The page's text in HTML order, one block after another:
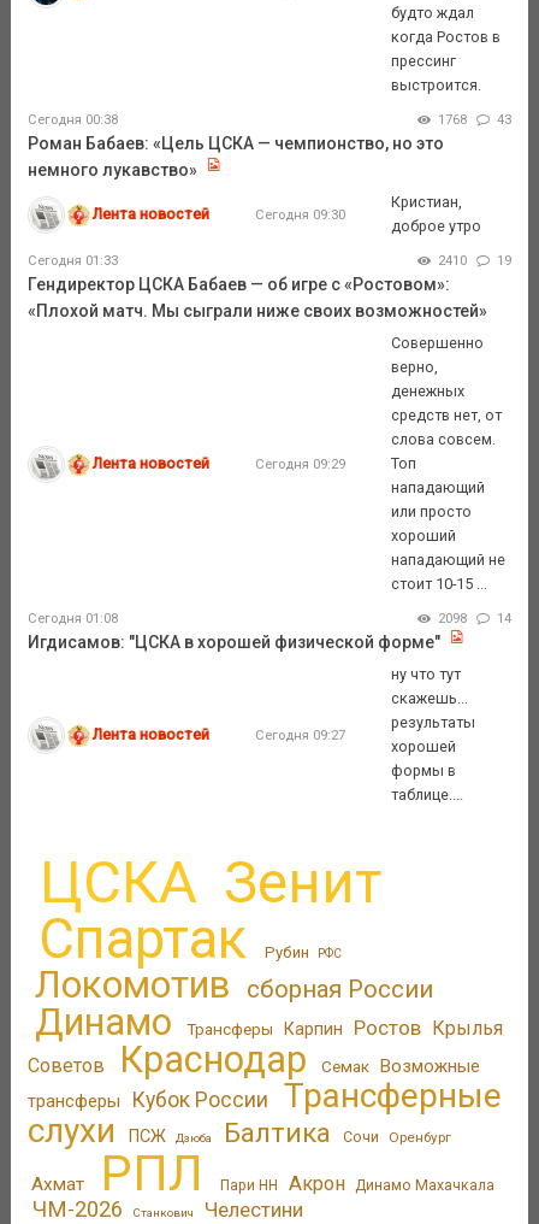
будто ждал
когда Ростов в
прессинг
выстроится.
Сегодня 00:38 1768 43
Роман Бабаев: «Цель ЦСКА — чемпионство, но это
немного лукавство»
Лента новостей Сегодня 09:30
Кристиан,
доброе утро
Сегодня 01:33 2410 19
Гендиректор ЦСКА Бабаев — об игре с «Ростовом»:
«Плохой матч. Мы сыграли ниже своих возможностей»
Лента новостей Сегодня 09:29
Совершенно
верно,
денежных
средств нет, от
слова совсем.
Топ
нападающий
или просто
хороший
нападающий не
стоит 10-15 ...
Сегодня 01:08 2098 14
Игдисамов: "ЦСКА в хорошей физической форме"
Лента новостей Сегодня 09:27
ну что тут
скажешь...
результаты
хорошей
формы в
таблице....
ЦСКА Зенит
Спартак Рубин РФС
Локомотив сборная России
Динамо Трансферы Карпин Ростов
Крылья
Советов
Краснодар Семак Возможные
трансферы
Кубок России
Трансферные
слухи
ПСЖ Дзюба Балтика Сочи Оренбург
Ахмат РПЛ Пари НН Акрон Динамо Махачкала
ЧМ-2026 Станкович Челестини